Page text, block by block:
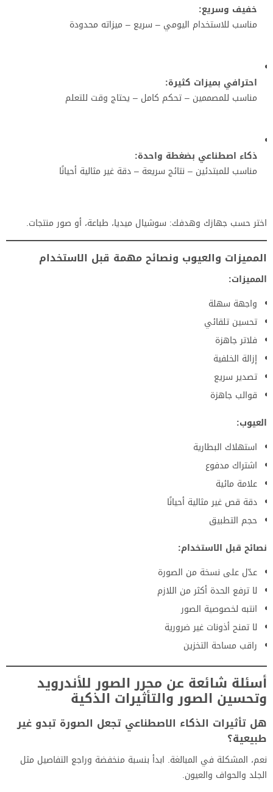
خفيف وسريع:
مناسب للاستخدام اليومي – سريع – ميزاته محدودة
احترافي بميزات كثيرة:
مناسب للمصممين – تحكم كامل – يحتاج وقت للتعلم
ذكاء اصطناعي بضغطة واحدة:
مناسب للمبتدئين – نتائج سريعة – دقة غير مثالية أحيانًا
اختر حسب جهازك وهدفك: سوشيال ميديا، طباعة، أو صور منتجات.
المميزات والعيوب ونصائح مهمة قبل الاستخدام
المميزات:
واجهة سهلة
تحسين تلقائي
فلاتر جاهزة
إزالة الخلفية
تصدير سريع
قوالب جاهزة
العيوب:
استهلاك البطارية
اشتراك مدفوع
علامة مائية
دقة قص غير مثالية أحيانًا
حجم التطبيق
نصائح قبل الاستخدام:
عدّل على نسخة من الصورة
لا ترفع الحدة أكثر من اللازم
انتبه لخصوصية الصور
لا تمنح أذونات غير ضرورية
راقب مساحة التخزين
أسئلة شائعة عن محرر الصور للأندرويد
وتحسين الصور والتأثيرات الذكية
هل تأثيرات الذكاء الاصطناعي تجعل الصورة تبدو غير
طبيعية؟
نعم، المشكلة في المبالغة. ابدأ بنسبة منخفضة وراجع التفاصيل مثل
الجلد والحواف والعيون.